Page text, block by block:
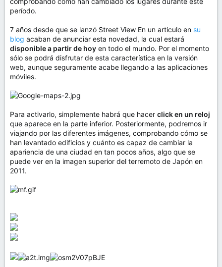
período.
7 años desde que se lanzó Street View En un artículo en su
blog acaban de anunciar esta novedad, la cual estará
disponible a partir de hoy en todo el mundo. Por el momento
sólo se podrá disfrutar de esta característica en la versión
web, aunque seguramente acabe llegando a las aplicaciones
móviles.
Para activarlo, simplemente habrá que hacer click en un reloj
que aparece en la parte inferior. Posteriormente, podremos ir
viajando por las diferentes imágenes, comprobando cómo se
han levantado edificios y cuánto es capaz de cambiar la
apariencia de una ciudad en tan pocos años, algo que se
puede ver en la imagen superior del terremoto de Japón en
2011.